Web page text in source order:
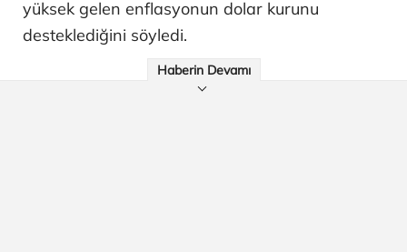
yüksek gelen enflasyonun dolar kurunu
desteklediğini söyledi.
Haberin Devamı